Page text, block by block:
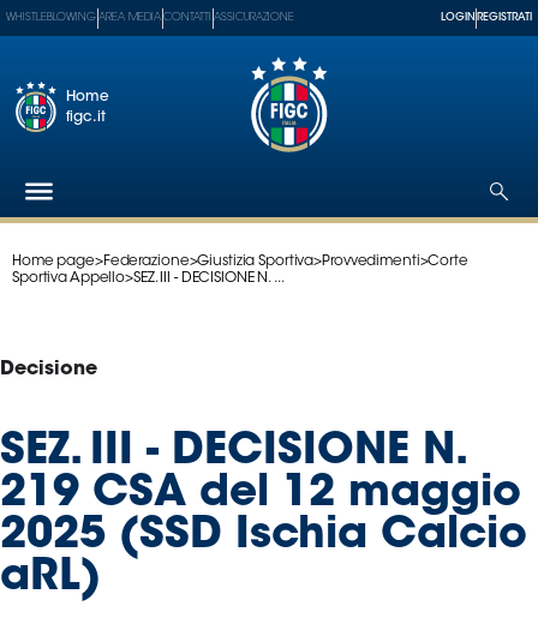
Federazione
Tecnici
Paralimpico
Serie
A
Women
Serie
WHISTLEBLOWING AREA MEDIA CONTATTI ASSICURAZIONE LOGIN REGISTRATI
Home
figc.it
Home page>Federazione>Giustizia Sportiva>Provvedimenti>Corte
Sportiva Appello>SEZ. III - DECISIONE N. ...
Decisione
SEZ. III - DECISIONE N.
219 CSA del 12 maggio
2025 (SSD Ischia Calcio
aRL)